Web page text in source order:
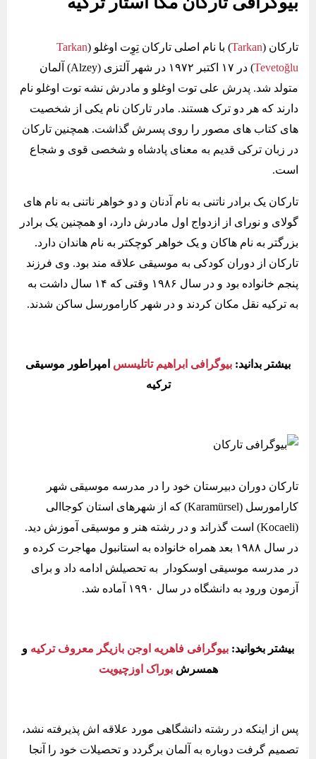
تارکان (Tarkan) با نام اصلی تارکان تِوِت ‌اوغلو (Tarkan
Tevetoğlu
) در ۱۷ اکتبر ۱۹۷۲ در شهر آلتزی (Alzey) آلمان
متولد شد. پدرش علی توت‌ اوغلو و مادرش نشه توت‌ اوغلو نام
دارند که هر دو ترک هستند. مادر تارکان نام یکی از شخصیت‌
های کتاب‌ های مصور را روی پسرش گذاشت. همچنین تارکان
در زبان ترکی قدیم به معنای پادشاه و شخصی قوی و شجاع
است.
تارکان یک برادر ناتنی به نام آدنان و دو خواهر ناتنی به نام های
گولای و نورای از ازدواج اول مادرش دارد، او همچنین یک برادر
بزرگتر به نام هاکان و یک خواهر کوچکتر به نام هاندان دارد.
تارکان از دوران کودکی به موسیقی علاقه مند بود. وی فرزند
پنجم خانواده بود و در سال ۱۹۸۶ وقتی که ۱۴ سال داشت به
به ترکیه نقل مکان کردند و در شهر کارامورسل ساکن شدند.
بیشتر بدانید: بیوگرافی ابراهیم تاتلیسس امپراطور موسیقی
ترکیه
تارکان دوران دبیرستان خود را در مدرسه موسیقی شهر
کارامورسل (Karamürsel) که از شهرهای استان کوجاالی
(Kocaeli) است گذراند و در رشته هنر و موسیقی آموزش دید.
در سال ۱۹۸۸ بعد همراه خانواده به استانبول مهاجرت کرده و
در مدرسه موسیقی اوسکودار به تحصیلش ادامه داد و برای
آزمون ورود به دانشگاه در سال ۱۹۹۰ آماده شد.
بیشتر بخوانید: بیوگرافی فاهریه اوجن بازیگر معروف ترکیه و
همسرش بوراک اوزچیویت
پس از اینکه در رشته دانشگاهی مورد علاقه‌ اش پذیرفته نشد،
تصمیم گرفت دوباره به آلمان برگردد و تحصیلات خود را آنجا